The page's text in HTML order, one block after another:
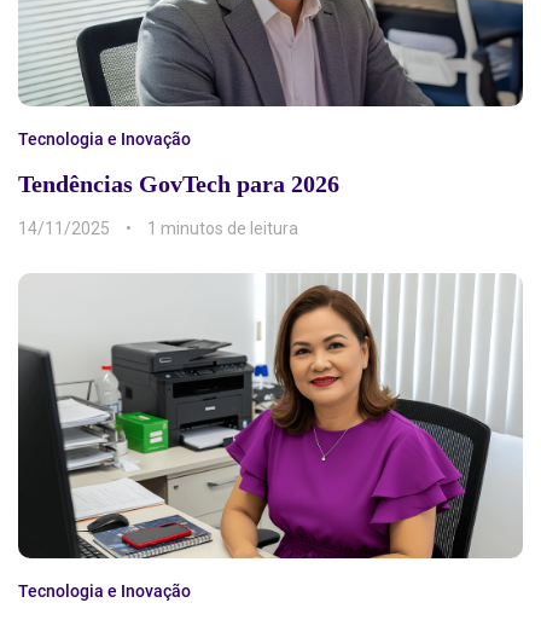
Tecnologia e Inovação
Tendências GovTech para 2026
14/11/2025 1 min
Tecnologia e Inovação